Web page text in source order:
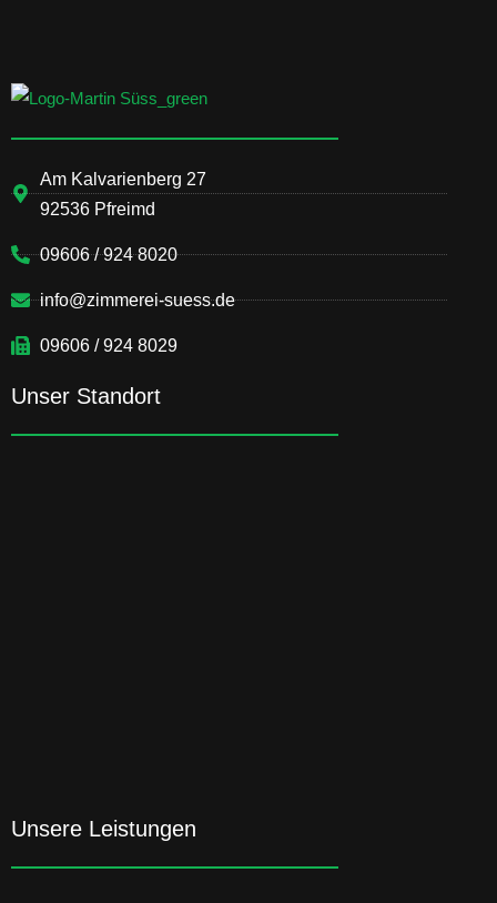
Am Kalvarienberg 27
92536 Pfreimd
09606 / 924 8020
info@zimmerei-suess.de
09606 / 924 8029
Unser Standort
Unsere Leistungen